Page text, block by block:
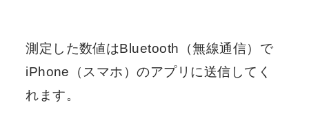
測定した数値はBluetooth（無線通信）で
iPhone（スマホ）のアプリに送信してく
れます。